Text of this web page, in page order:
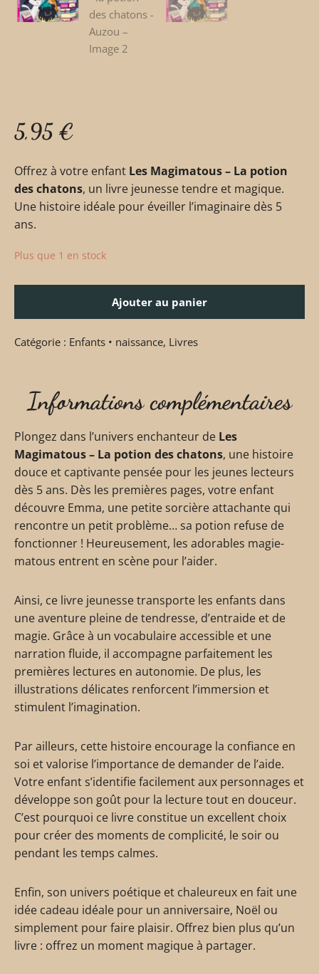
5,95 €
Offrez à votre enfant Les Magimatous – La potion
des chatons, un livre jeunesse tendre et magique.
Une histoire idéale pour éveiller l’imaginaire dès 5
ans.
Plus que 1 en stock
Ajouter au panier
Catégorie : Enfants • naissance, Livres
Informations complémentaires
Plongez dans l’univers enchanteur de Les
Magimatous – La potion des chatons, une histoire
douce et captivante pensée pour les jeunes lecteurs
dès 5 ans. Dès les premières pages, votre enfant
découvre Emma, une petite sorcière attachante qui
rencontre un petit problème… sa potion refuse de
fonctionner ! Heureusement, les adorables magie-
matous entrent en scène pour l’aider.
Ainsi, ce livre jeunesse transporte les enfants dans
une aventure pleine de tendresse, d’entraide et de
magie. Grâce à un vocabulaire accessible et une
narration fluide, il accompagne parfaitement les
premières lectures en autonomie. De plus, les
illustrations délicates renforcent l’immersion et
stimulent l’imagination.
Par ailleurs, cette histoire encourage la confiance en
soi et valorise l’importance de demander de l’aide.
Votre enfant s’identifie facilement aux personnages et
développe son goût pour la lecture tout en douceur.
C’est pourquoi ce livre constitue un excellent choix
pour créer des moments de complicité, le soir ou
pendant les temps calmes.
Enfin, son univers poétique et chaleureux en fait une
idée cadeau idéale pour un anniversaire, Noël ou
simplement pour faire plaisir. Offrez bien plus qu’un
livre : offrez un moment magique à partager.